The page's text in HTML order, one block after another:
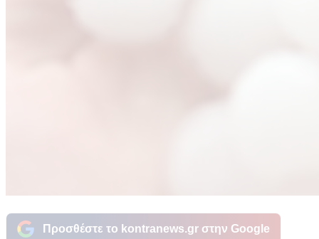
Προσθέστε το kontranews.gr στην Google